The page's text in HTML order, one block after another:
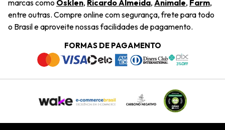
Sustentabilidade
Navegando
Termos e Condições
Trabalhe Conosco
Dúvidas Frequentes
Termos e Condições
Política de Privacidade
marcas como Osklen, Ricardo Almeida, Animale, Farm,
entre outras. Compre online com segurança, frete para todo
o Brasil e aproveite nossas facilidades de pagamento.
FORMAS DE PAGAMENTO